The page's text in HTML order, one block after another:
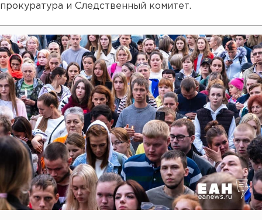
прокуратура и Следственный комитет.